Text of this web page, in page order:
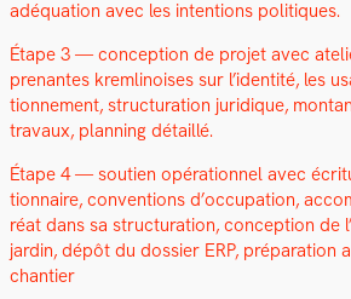
adéqua­tion avec les inten­tions poli­tiques.
Étape 3 — con­cep­tion de pro­jet avec
prenantes krem­li­nois­es sur l’identité, les
tion­nement, struc­tura­tion juridique,
travaux, plan­ning détail­lé.
Étape 4 — sou­tien opéra­tionnel avec
tion­naire, con­ven­tions d’occupation,
réat dans sa struc­tura­tion, con­cep­tion de
jardin, dépôt du dossier ERP, pré­pa­ra­tion
chantier